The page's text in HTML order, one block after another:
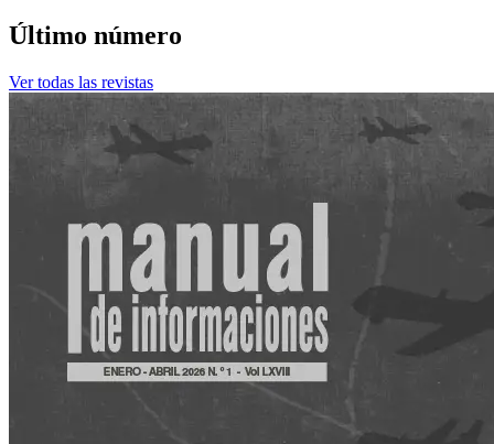
Último número
Ver todas las revistas